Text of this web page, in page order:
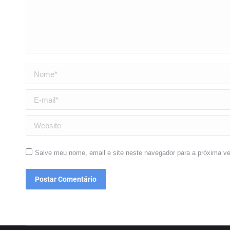
Nome *
E-mail *
Website
Salve meu nome, email e site neste navegador para a próxima
Postar Comentário